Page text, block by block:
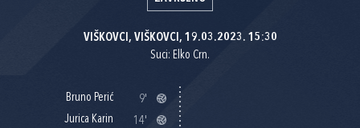
VIŠKOVCI, VIŠKOVCI, 19.03.2023. 15:30
Suci: Elko Crn.
Bruno Perić
9'
Jurica Karin
14'